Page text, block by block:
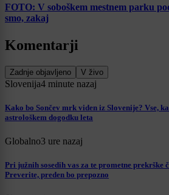
FOTO: V soboškem mestnem parku
smo, zakaj
Komentarji
Zadnje objavljeno V živo
Slovenija4 minute nazaj
Kako bo Sončev mrk viden iz Slovenije? Vse,
astrološkem dogodku leta
Globalno3 ure nazaj
Pri južnih sosedih vas za te prometne prekrške
Preverite, preden bo prepozno